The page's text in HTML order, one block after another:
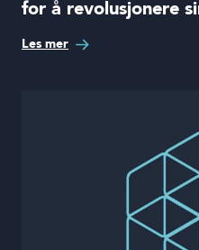
for å revolusjonere
Les mer